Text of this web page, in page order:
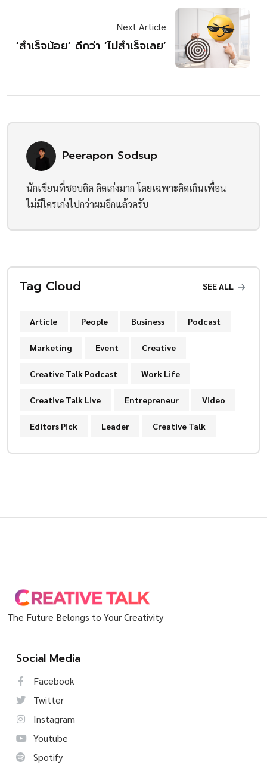
Next Article
‘สำเร็จน้อย’ ดีกว่า ‘ไม่สำเร็จเลย’
Peerapon Sodsup
นักเขียนที่ชอบคิด คิดเก่งมาก โดยเฉพาะคิดเกินเพื่อน
ไม่มีใครเก่งไปกว่าผมอีกแล้วครับ
Tag Cloud SEE ALL
Article People Business Podcast
Marketing Event Creative
Creative Talk Podcast Work Life
Creative Talk Live Entrepreneur Video
Editors Pick Leader Creative Talk
The Future Belongs to Your Creativity
Social Media
Facebook
Twitter
Instagram
Youtube
Spotify